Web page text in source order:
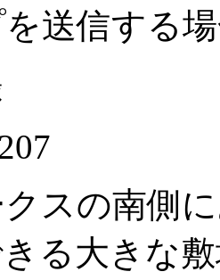
送信する
スの南側
る大きな